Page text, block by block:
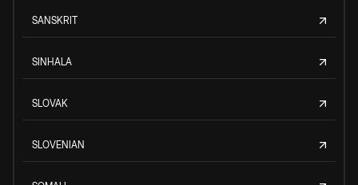
SANSKRIT
SINHALA
SLOVAK
SLOVENIAN